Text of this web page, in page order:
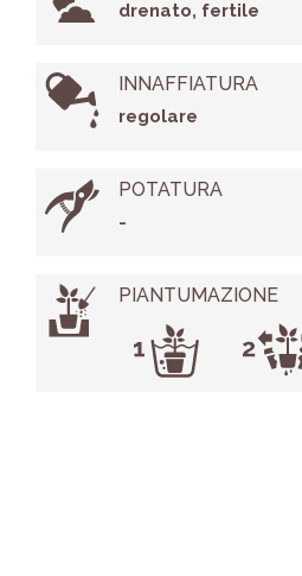
drenato, fertile
INNAFFIATURA
regolare
POTATURA
-
PIANTUMAZIONE